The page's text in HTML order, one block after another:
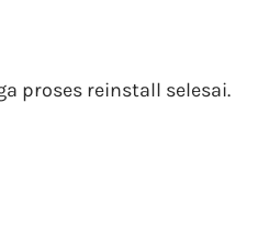
proses reinstall selesai.